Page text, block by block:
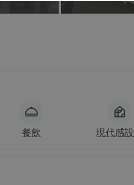
餐飲 現代感